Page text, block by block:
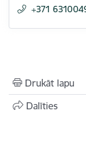
+371
Drukāt lapu
Dalīties